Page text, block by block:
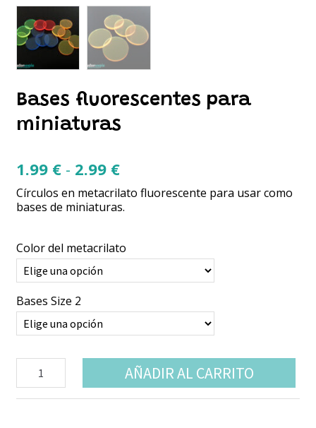
Bases fluorescentes para
miniaturas
1.99 € - 2.99 €Rango
de
precios:
1.99 €
Círculos en metacrilato fluorescente para usar como
bases de miniaturas.
Color del metacrilato
Bases Size 2
fluorescentes
para
AÑADIR AL CARRITO